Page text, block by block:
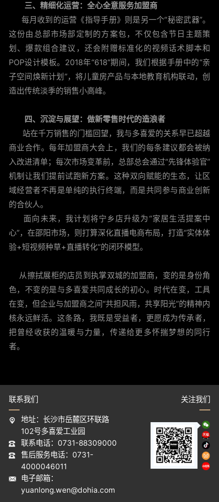
三、精细化运营：全心全意服务加盟商
每月收到的运营《指导手册》则是另一个“秘密武器”。
这份由总部市场部定制的方案包，不仅包含节日主题策
划、爆款组合建议，还会附赠标准化的视频话术脚本和
POP设计模板。2018年“618”期间，我们根据手册中的“亲
子空间焕新计划”，将儿童房产品与本地教育机构联动，创
造出传统淡季的销售小高峰。
四、沉淀与展望：做新零售时代的造浪者
站在千万销售的门槛回望，我与多喜爱的关系早已超越
商业合作。每年加盟商大会上，我们的每条建议都会被纳
入改进清单；每次市场变革前，总部总会通过“先锋体验官”
机制让我们提前试跑新方案。这种双向赋能的生态，让区
域经营者不再是单纯的执行终端，而是共同参与商业创新
的合伙人。
面向未来，我计划将宁乡店升级为“家居生活提案中
心”，在邵阳市场，则打算深化直播电商布局，打造“实体体
验+短视频种草+直播转化”的闭环模型。
从擦拭展柜的店员到执掌双城的加盟商，变的是身份角
色，不变的是与多喜爱共同成长的初心。时代在变，工具
在变，但企业与加盟商之间“共担风雨，共享阳光”的精神内
核永远鲜活。这条路，我既是受益者，更愿成为传承者，
把曾经收获的温暖与力量，传递给更多怀揣梦想的同行
者。
联系我们
地址：长沙市岳麓区环联路
102号多喜爱工业园
联系电话：0731-88309000
售后服务电话：0731-
4000046011
电子邮箱：
yuanlong.wen@dohia.com
关注我们